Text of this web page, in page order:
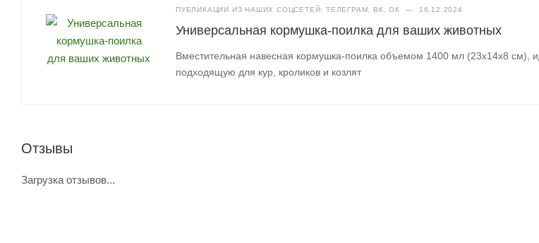
ПУБЛИКАЦИИ ИЗ НАШИХ СОЦСЕТЕЙ: ТЕЛЕГРАМ, ВК, ОК — 16.12.2024
Универсальная кормушка-поилка для ваших животных
Вместительная навесная кормушка-поилка объемом 1400 мл (23х14х8 см),
подходящую для кур, кроликов и козлят
Отзывы
Загрузка отзывов...